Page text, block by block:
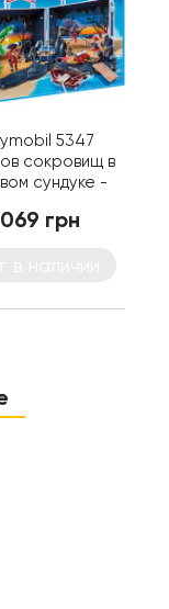
5347
сокровищ в
сундуке -
грн